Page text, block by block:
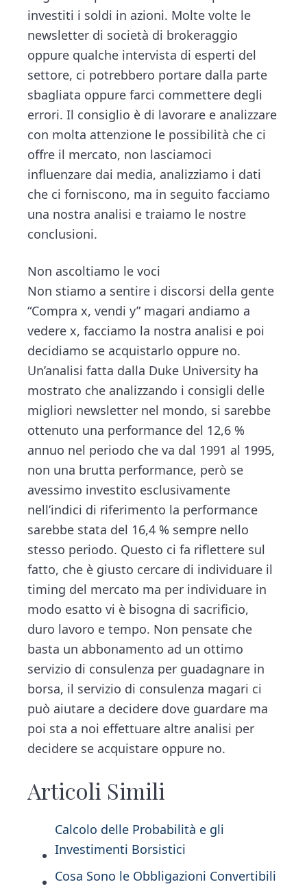
investiti i soldi in azioni. Molte volte le
newsletter di società di brokeraggio
oppure qualche intervista di esperti del
settore, ci potrebbero portare dalla parte
sbagliata oppure farci commettere degli
errori. Il consiglio è di lavorare e analizzare
con molta attenzione le possibilità che ci
offre il mercato, non lasciamoci
influenzare dai media, analizziamo i dati
che ci forniscono, ma in seguito facciamo
una nostra analisi e traiamo le nostre
conclusioni.
Non ascoltiamo le voci
Non stiamo a sentire i discorsi della gente
“Compra x, vendi y” magari andiamo a
vedere x, facciamo la nostra analisi e poi
decidiamo se acquistarlo oppure no.
Un’analisi fatta dalla Duke University ha
mostrato che analizzando i consigli delle
migliori newsletter nel mondo, si sarebbe
ottenuto una performance del 12,6 %
annuo nel periodo che va dal 1991 al 1995,
non una brutta performance, però se
avessimo investito esclusivamente
nell’indici di riferimento la performance
sarebbe stata del 16,4 % sempre nello
stesso periodo. Questo ci fa riflettere sul
fatto, che è giusto cercare di individuare il
timing del mercato ma per individuare in
modo esatto vi è bisogna di sacrificio,
duro lavoro e tempo. Non pensate che
basta un abbonamento ad un ottimo
servizio di consulenza per guadagnare in
borsa, il servizio di consulenza magari ci
può aiutare a decidere dove guardare ma
poi sta a noi effettuare altre analisi per
decidere se acquistare oppure no.
Articoli Simili
Calcolo delle Probabilità e gli
Investimenti Borsistici
Cosa Sono le Obbligazioni Convertibili